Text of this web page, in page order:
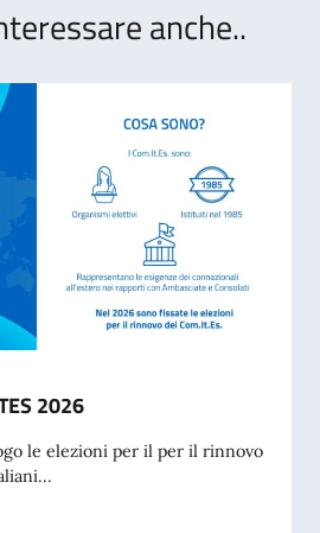
anche..
2026
le elezioni per il per il rinnovo